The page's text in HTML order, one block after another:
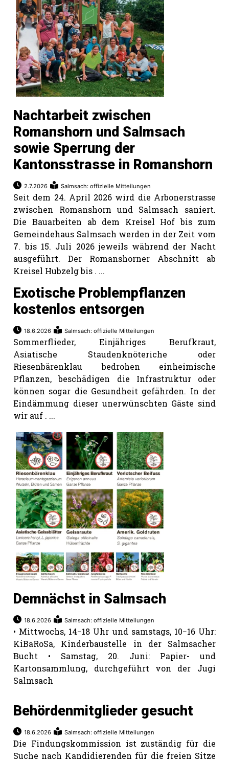
Nachtarbeit zwischen
Romanshorn und Salmsach
sowie Sperrung der
Kantonsstrasse in Romanshorn
2.7.2026 Salmsach: offizielle Mitteilungen
Seit dem 24. April 2026 wird die Arbonerstrasse
zwischen Romanshorn und Salmsach saniert.
Die Bauarbeiten ab dem Kreisel Hof bis zum
Gemeindehaus Salmsach werden in der Zeit vom
7. bis 15. Juli 2026 jeweils während der Nacht
ausgeführt. Der Romanshorner Abschnitt ab
Kreisel Hubzelg bis . ...
Exotische Problempflanzen
kostenlos entsorgen
18.6.2026 Salmsach: offizielle Mitteilungen
Sommerflieder, Einjähriges Berufkraut,
Asiatische Staudenknöteriche oder
Riesenbärenklau bedrohen einheimische
Pflanzen, beschädigen die Infrastruktur oder
können sogar die Gesundheit gefährden. In der
Eindämmung dieser unerwünschten Gäste sind
wir auf . ...
Demnächst in Salmsach
18.6.2026 Salmsach: offizielle Mitteilungen
• Mittwochs, 14−18 Uhr und samstags, 10−16 Uhr:
KiBaRoSa, Kinderbaustelle in der Salmsacher
Bucht • Samstag, 20. Juni: Papier- und
Kartonsammlung, durchgeführt von der Jugi
Salmsach
Behördenmitglieder gesucht
18.6.2026 Salmsach: offizielle Mitteilungen
Die Findungskommission ist zuständig für die
Suche nach Kandidierenden für die freien Sitze